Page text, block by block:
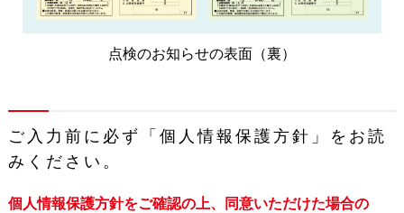
点検のお知らせの表面（裏）
ご入力前に必ず「個人情報保護方針」をお読
みください。
個人情報保護方針をご確認の上、同意いただけた場合の